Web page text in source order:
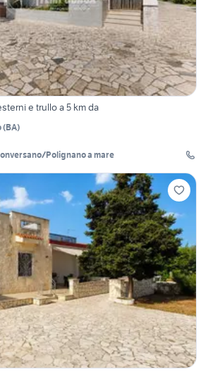
e trullo a 5 km da
(BA)
Polignano a mare